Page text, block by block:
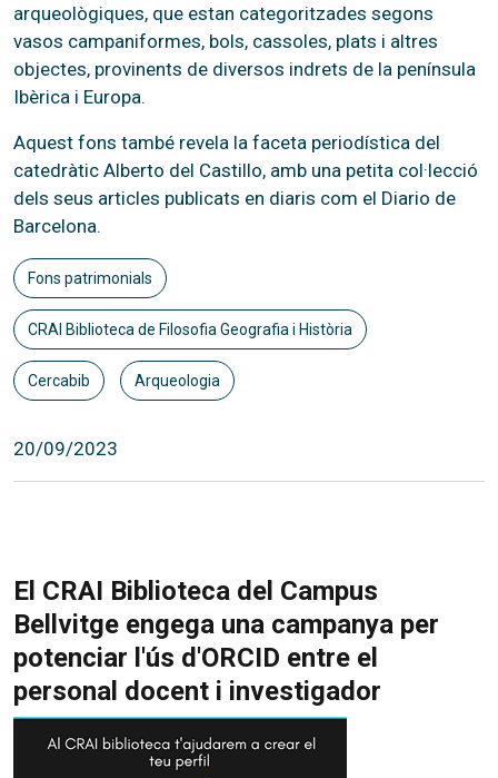
arqueològiques, que estan categoritzades segons
vasos campaniformes, bols, cassoles, plats i altres
objectes, provinents de diversos indrets de la península
Ibèrica i Europa.
Aquest fons també revela la faceta periodística del
catedràtic Alberto del Castillo, amb una petita col·lecció
dels seus articles publicats en diaris com el Diario de
Barcelona.
Fons patrimonials
CRAI Biblioteca de Filosofia Geografia i Història
Cercabib Arqueologia
20/09/2023
El CRAI Biblioteca del Campus
Bellvitge engega una campanya per
potenciar l'ús d'ORCID entre el
personal docent i investigador